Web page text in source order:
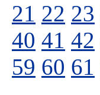
21 22 23
40 41 42
59 60 61